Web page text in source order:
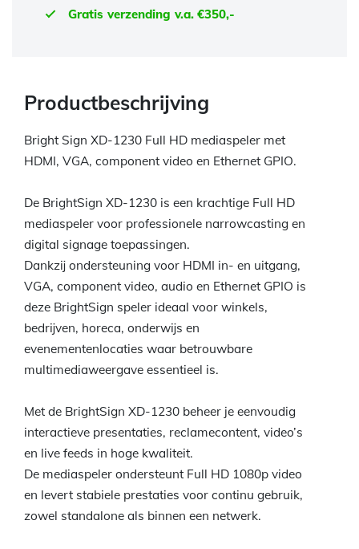
Gratis verzending v.a. €350,-
Productbeschrijving
Bright Sign XD-1230 Full HD mediaspeler met
HDMI, VGA, component video en Ethernet GPIO.
De BrightSign XD-1230 is een krachtige Full HD
mediaspeler voor professionele narrowcasting en
digital signage toepassingen.
Dankzij ondersteuning voor HDMI in- en uitgang,
VGA, component video, audio en Ethernet GPIO is
deze BrightSign speler ideaal voor winkels,
bedrijven, horeca, onderwijs en
evenementenlocaties waar betrouwbare
multimediaweergave essentieel is.
Met de BrightSign XD-1230 beheer je eenvoudig
interactieve presentaties, reclamecontent, video’s
en live feeds in hoge kwaliteit.
De mediaspeler ondersteunt Full HD 1080p video
en levert stabiele prestaties voor continu gebruik,
zowel standalone als binnen een netwerk.